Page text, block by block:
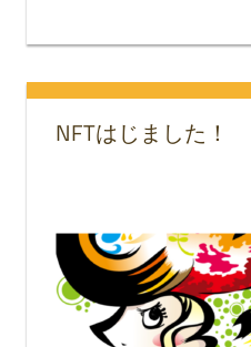
NFTはじました！